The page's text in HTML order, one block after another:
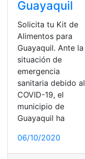
Guayaquil
Solicita tu Kit de
Alimentos para
Guayaquil. Ante la
situación de
emergencia
sanitaria debido al
COVID-19, el
municipio de
Guayaquil ha
06/10/2020